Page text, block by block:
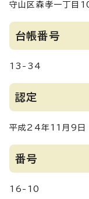
守山区森孝一丁目
台帳番号
13-34
認定
平成24年11月9日
番号
16-10